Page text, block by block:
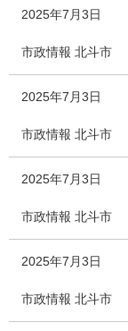
2025年7月3日
市政情報 北斗市
2025年7月3日
市政情報 北斗市
2025年7月3日
市政情報 北斗市
2025年7月3日
市政情報 北斗市